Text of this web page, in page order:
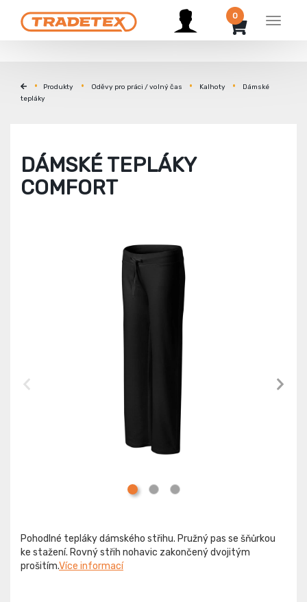
Menu
0
Produkty Oděvy pro práci / volný čas Kalhoty
Dámské
tepláky
DÁMSKÉ TEPLÁKY
COMFORT
Pohodlné tepláky dámského střihu. Pružný pas se šňůrkou
ke stažení. Rovný střih nohavic zakončený dvojitým
prošitím.Více informací